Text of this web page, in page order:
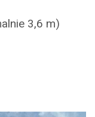
3,6 m)